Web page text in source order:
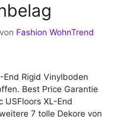
von Fashion WohnTrend
End Rigid Vinylboden
Best Price Garantie
USFloors XL-End
7 tolle Dekore von